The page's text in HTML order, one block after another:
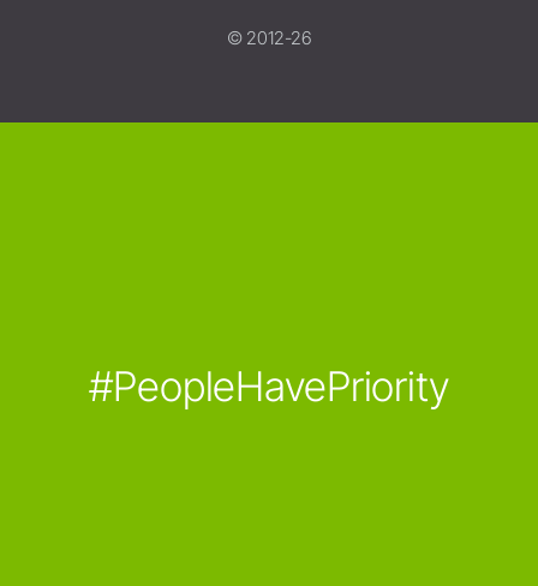
© 2012-26
#PeopleHavePriority